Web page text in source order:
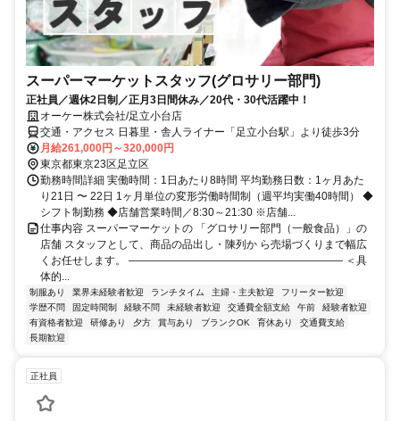
スーパーマーケットスタッフ(グロサリー部門)
正社員／週休2日制／正月3日間休み／20代・30代活躍中！
オーケー株式会社/足立小台店
交通・アクセス 日暮里・舎人ライナー「足立小台駅」より徒歩3分
月給261,000円～320,000円
東京都東京23区足立区
勤務時間詳細 実働時間：1日あたり8時間 平均勤務日数：1ヶ月あた
り21日 〜 22日 1ヶ月単位の変形労働時間制（週平均実働40時間） ◆
シフト制勤務 ◆店舗営業時間／8:30～21:30 ※店舗...
仕事内容 スーパーマーケットの 「グロサリー部門（一般食品）」の
店舗 スタッフとして、商品の品出し・陳列か ら売場づくりまで幅広
くお任せします。 ―――――――――――――――――――― ＜具
体的...
制服あり 業界未経験者歓迎 ランチタイム 主婦・主夫歓迎
フリーター歓迎
学歴不問
固定時間制 経験不問 未経験者歓迎 交通費全額支給 午前
経験者歓迎
有資格者歓迎
研修あり 夕方 賞与あり ブランクOK 育休あり
交通費支給
長期歓迎
正社員